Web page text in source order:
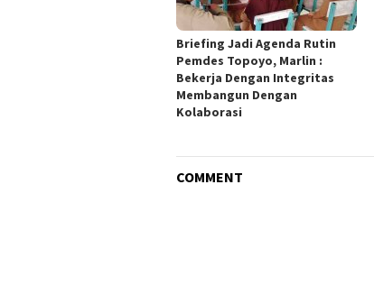
Briefing Jadi Agenda Rutin
Pemdes Topoyo, Marlin :
Bekerja Dengan Integritas
Membangun Dengan
Kolaborasi
COMMENT